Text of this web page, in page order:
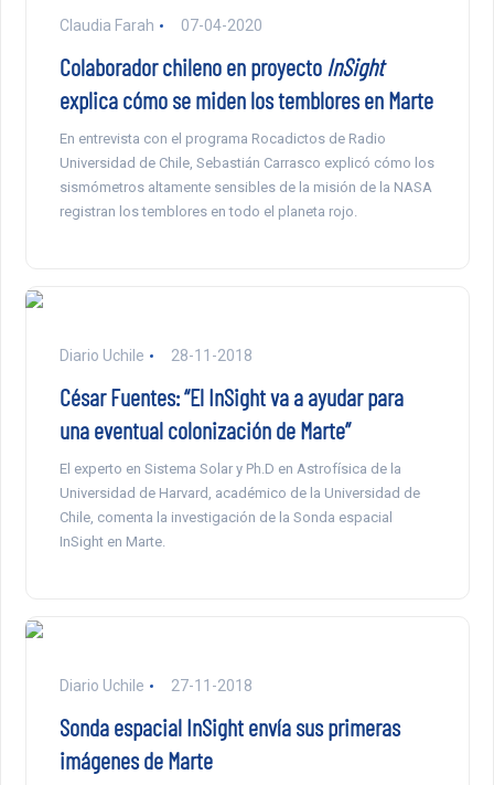
Claudia Farah 07-04-2020
Colaborador chileno en proyecto InSight
explica cómo se miden los temblores en Marte
En entrevista con el programa Rocadictos de Radio
Universidad de Chile, Sebastián Carrasco explicó cómo los
sismómetros altamente sensibles de la misión de la NASA
registran los temblores en todo el planeta rojo.
Diario Uchile 28-11-2018
César Fuentes: “El InSight va a ayudar para
una eventual colonización de Marte”
El experto en Sistema Solar y Ph.D en Astrofísica de la
Universidad de Harvard, académico de la Universidad de
Chile, comenta la investigación de la Sonda espacial
InSight en Marte.
Diario Uchile 27-11-2018
Sonda espacial InSight envía sus primeras
imágenes de Marte